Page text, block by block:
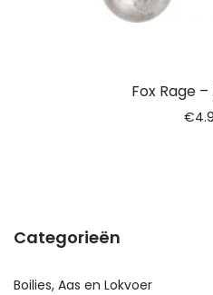
Fox Rage
€
Categorieën
Boilies, Aas en Lokvoer